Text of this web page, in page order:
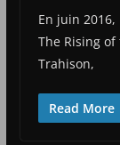
En juin
The Rising of
Trahison,
Read More